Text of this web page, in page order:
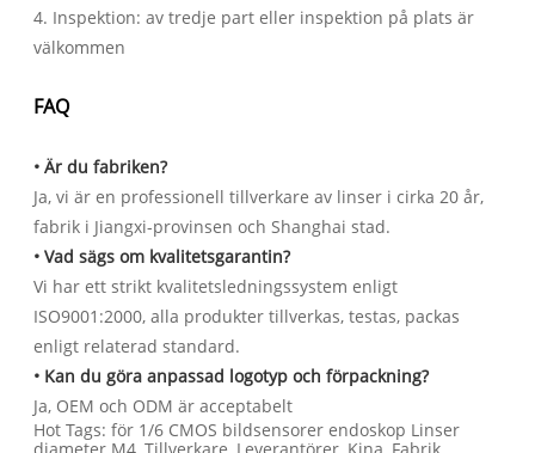
4. Inspektion: av tredje part eller inspektion på plats är
välkommen
FAQ
• Är du fabriken?
Ja, vi är en professionell tillverkare av linser i cirka 20 år,
fabrik i Jiangxi-provinsen och Shanghai stad.
• Vad sägs om kvalitetsgarantin?
Vi har ett strikt kvalitetsledningssystem enligt
ISO9001:2000, alla produkter tillverkas, testas, packas
enligt relaterad standard.
• Kan du göra anpassad logotyp och förpackning?
Ja, OEM och ODM är acceptabelt
Hot Tags: för 1/6 CMOS bildsensorer endoskop Linser
diameter M4, Tillverkare, Leverantörer, Kina, Fabrik,